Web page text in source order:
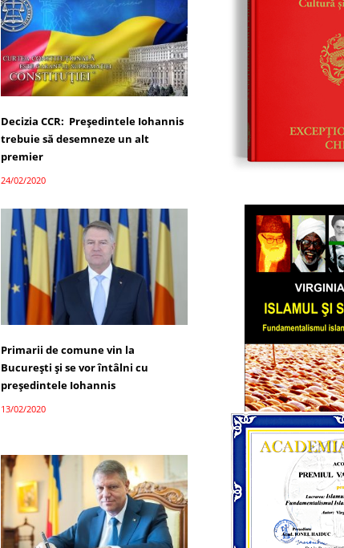
Decizia CCR: Președintele Iohannis
trebuie să desemneze un alt
premier
24/02/2020
Primarii de comune vin la
București și se vor întâlni cu
președintele Iohannis
13/02/2020